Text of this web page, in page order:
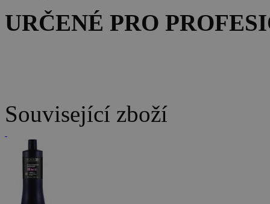
URČENÉ PRO
Související zboží